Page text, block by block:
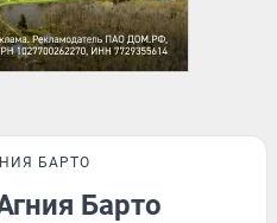
БАРТО
Барто